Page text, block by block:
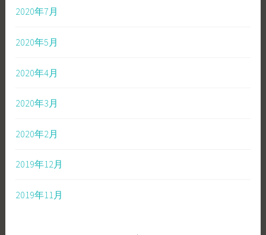
2020年7月
2020年5月
2020年4月
2020年3月
2020年2月
2019年12月
2019年11月